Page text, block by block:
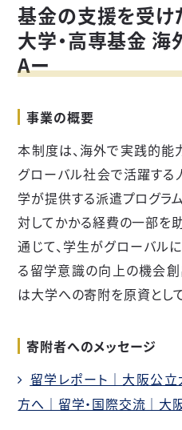
基金の支援を受
大学・高専基金
Aー
事業の概要
本制度は、海外で実践的能
グローバル社会で活躍する
学が提供する派遣プログラ
対してかかる経費の一部を
通じて、学生がグローバル
る留学意識の向上の機会創
は大学への寄附を原資とし
寄附者へのメッセージ
留学レポート｜大阪公
方へ｜留学・国際交流｜